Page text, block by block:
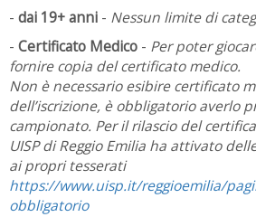
- dai 19+ anni - Nessun limite di
- Certificato Medico - Per poter
fornire copia del certificato medico.
Non è necessario esibire certificato
dell’iscrizione, è obbligatorio averlo
campionato. Per il rilascio del
UISP di Reggio Emilia ha attivato
ai propri tesserati
https://www.uisp.it/reggioemilia/
obbligatorio